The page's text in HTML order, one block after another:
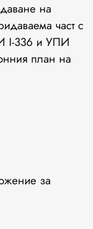
на
част с
I-336 и УПИ
план на
за